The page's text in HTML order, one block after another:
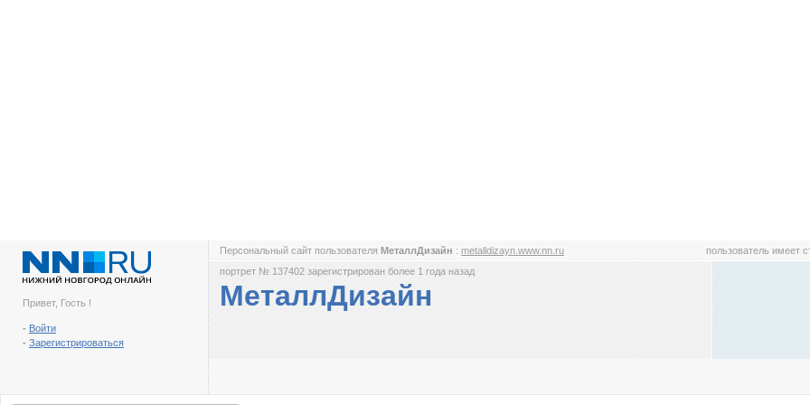
Привет, Гость !
- Войти
- Зарегистрироваться
Персональный сайт пользователя МеталлДизайн : metalldizayn.www.nn.ru пользователь имеет
портрет № 137402 зарегистрирован более 1 года назад
МеталлДизайн